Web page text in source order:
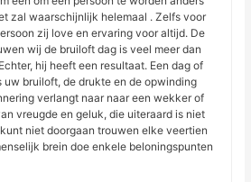
zal waarschijnlijk helemaal . Zelfs voor
zij love en ervaring voor altijd. De
wij de bruiloft dag is veel meer dan
hij heeft een resultaat. Een dag of
bruiloft, de drukte en de opwinding
verlangt naar naar een wekker of
vreugde en geluk, die uiteraard is niet
niet doorgaan trouwen elke veertien
brein doe enkele beloningspunten